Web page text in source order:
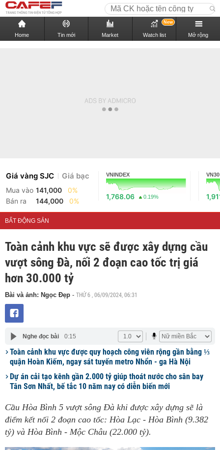
Home Tin mới Market Watch list
New
Mở rộng
Giá vàng SJC Giá bạc
Mua vào 141,000
0%
Bán ra
144,000 0%
VNINDEX
1,768.06 0.19%
VN30
BẤT ĐỘNG SẢN
Toàn cảnh khu vực sẽ được xây dựng cầu
vượt sông Đà, nối 2 đoạn cao tốc trị giá
hơn 30.000 tỷ
Bài và ảnh: Ngọc Đẹp - THỨ 6 , 06/09/2024, 06:31
Nghe đọc bài 0:15
Toàn cảnh khu vực được quy hoạch công viên rộng gần bằng ⅓
quận Hoàn Kiếm, ngay sát tuyến metro Nhổn - ga Hà Nội
Dự án cải tạo kênh gần 2.000 tỷ giúp thoát nước cho sân bay
Tân Sơn Nhất, bế tắc 10 năm nay có diễn biến mới
Cầu Hòa Bình 5 vượt sông Đà khi được xây dựng sẽ là
điểm kết nối 2 đoạn cao tốc: Hòa Lạc - Hòa Bình (9.382
tỷ) và Hòa Bình - Mộc Châu (22.000 tỷ).